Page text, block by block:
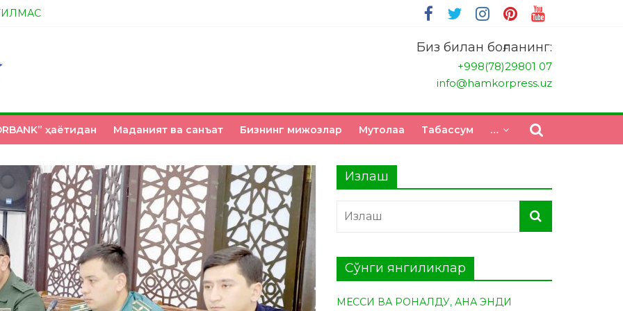
Биз билан боғланинг:
+998(78)29801 07
info@hamkorpress.uz
ҳаётидан Маданият ва санъат Бизнинг мижозлар Мутолаа Табасcум …
Излаш
Сўнги янгиликлар
МЕССИ ВА РОНАЛДУ, АНА ЭНДИ